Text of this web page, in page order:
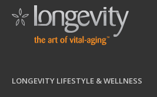
LONGEVITY LIFESTYLE & WELLNESS